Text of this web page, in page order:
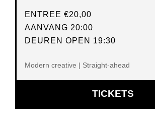
ENTREE €20,00
AANVANG 20:00
DEUREN OPEN 19:30
Modern creative | Straight-ahead
TICKETS
IN